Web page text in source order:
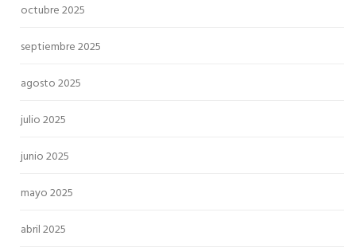
octubre 2025
septiembre 2025
agosto 2025
julio 2025
junio 2025
mayo 2025
abril 2025